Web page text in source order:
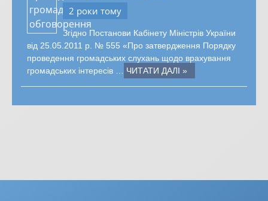
2 роки тому
Згідно Постанови Кабінету Міністрів України
від 25.05.2011 р. № 555 «Про затвердження Порядку
проведення громадських слухань щодо врахування
громадських інтересів …
ЧИТАТИ ДАЛІ »